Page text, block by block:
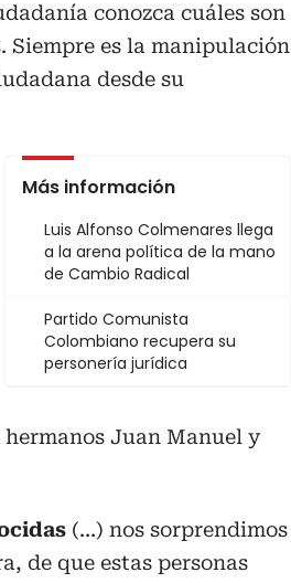
conozca cuáles son
Siempre es la manipulación
desde su
Más información
Luis Alfonso Colmenares llega
a la arena política de la mano
de Cambio Radical
Partido Comunista
Colombiano recupera su
personería jurídica
Juan Manuel y
(…) nos sorprendimos
de que estas personas